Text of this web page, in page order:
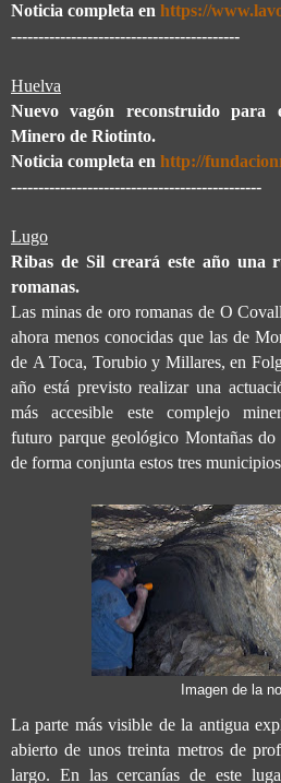
Noticia completa en https://
------------------------------------------
Huelva
Nuevo vagón reconstruido
Minero de Riotinto.
Noticia completa en http://
----------------------------------------------
Lugo
Ribas de Sil creará este año una
romanas.
Las minas de oro romanas de O
ahora menos conocidas que las de
de A Toca, Torubio y Millares, en
año está previsto realizar una
más accesible este complejo
futuro parque geológico Montañas
de forma conjunta estos tres
Imagen de la
La parte más visible de la antigua
abierto de unos treinta metros de
largo. En las cercanías de este